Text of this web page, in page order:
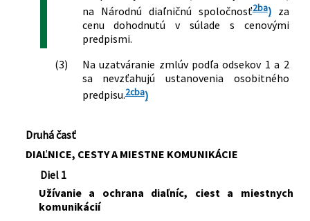
na Národnú diaľničnú spoločnosť2ba)za
cenu dohodnutú v súlade s cenovými
predpismi.
(3)
Na uzatváranie zmlúv podľa odsekov 1 a 2
sa nevzťahujú ustanovenia osobitného
predpisu.2cba)
Druhá časť
DIAĽNICE, CESTY A MIESTNE KOMUNIKÁCIE
Diel 1
Užívanie a ochrana diaľníc, ciest a miestnych
komunikácií